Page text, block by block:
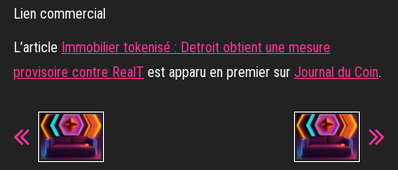
Lien commercial
L’article Immobilier tokenisé : Detroit obtient une mesure
provisoire contre RealT est apparu en premier sur Journal du Coin.